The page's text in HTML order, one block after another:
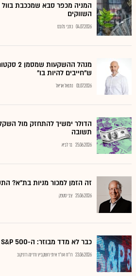
המניה מכפר סבא שמככבת בוול
השווקים
04.07.2026 כתבי גלובס
מנהל
ש"חייבים להיות בו"
01.07.2026 נתנאל אריאל
הדולר ימשיך להתחזק מול
תשובה
25.06.2026 בר לביא
זה הזמן למכור מניות בת"א?
25.06.2026 צבי סטפק
כבר לא מדד מבוזר: ה-S&P 500 הפך להימור מרוכז על AI
23.06.2026 רו"ח ועו"ד איתי רושקביץ ודרינה רזניקוב